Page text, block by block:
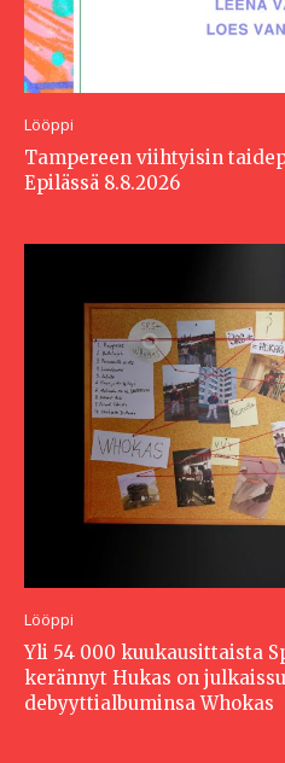
Lööppi
Tampereen viihtyisin
Epilässä 8.8.2026
Lööppi
Yli 54 000 kuukausittaista
kerännyt Hukas on
debyyttialbuminsa Whokas